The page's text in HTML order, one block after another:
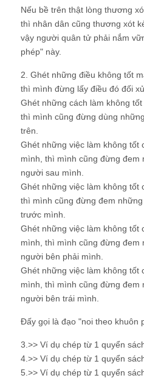
Nếu bề trên thật lòng thương
thì nhân dân cũng thương xót
vậy người quân tử phải nắm
phép" này.
2. Ghét những điều không tốt
thì mình đừng lấy điều đó đối
Ghét những cách làm không
thì mình cũng đừng dùng
trên.
Ghét những việc làm không
mình, thì mình cũng đừng đem
người sau mình.
Ghét những việc làm không tốt
thì mình cũng đừng đem
trước mình.
Ghét những việc làm không tốt
mình, thì mình cũng đừng đem
người bên phải mình.
Ghét những việc làm không tốt
mình, thì mình cũng đừng đem
người bên trái mình.
Đấy gọi là đạo "noi theo khuôn
3.>> Ví dụ chép từ 1 quyển
4.>> Ví dụ chép từ 1 quyển
5.>> Ví dụ chép từ 1 quyển